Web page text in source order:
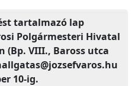
tartalmazó lap
Polgármesteri Hivatal
(Bp. VIII., Baross utca
10-ig.